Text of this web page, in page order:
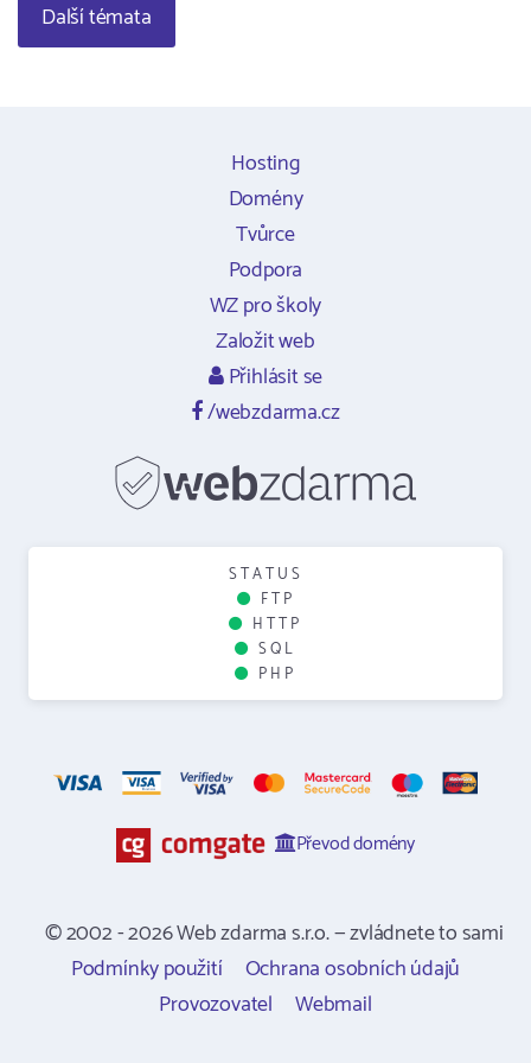
Další témata
Hosting
Domény
Tvůrce
Podpora
WZ pro školy
Založit web
Přihlásit se
/webzdarma.cz
STATUS
FTP
HTTP
SQL
PHP
Převod domény
© 2002 - 2026 Web zdarma s.r.o. — zvládnete to sami
Podmínky použití
Ochrana osobních údajů
Provozovatel
Webmail